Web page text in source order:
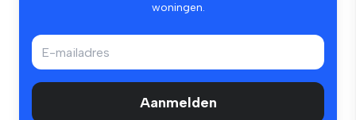
woningen.
Aanmelden